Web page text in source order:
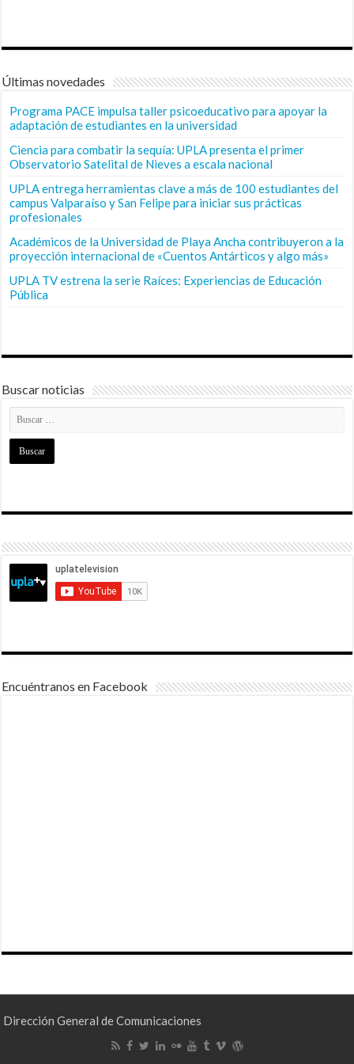
Últimas novedades
Programa PACE impulsa taller psicoeducativo para apoyar la
adaptación de estudiantes en la universidad
Ciencia para combatir la sequía: UPLA presenta el primer
Observatorio Satelital de Nieves a escala nacional
UPLA entrega herramientas clave a más de 100 estudiantes del
campus Valparaíso y San Felipe para iniciar sus prácticas
profesionales
Académicos de la Universidad de Playa Ancha contribuyeron a la
proyección internacional de «Cuentos Antárticos y algo más»
UPLA TV estrena la serie Raíces: Experiencias de Educación
Pública
Buscar noticias
Encuéntranos en Facebook
Dirección General de Comunicaciones